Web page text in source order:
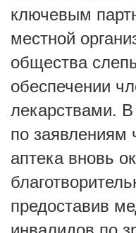
ключевым
местной
общества
обеспечении
лекарствами.
по
аптека вновь
предоставив